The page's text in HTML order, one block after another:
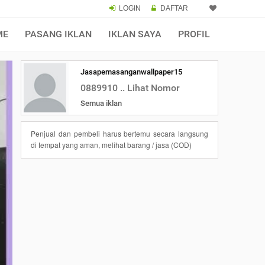
LOGIN DAFTAR
PASANG IKLAN IKLAN SAYA PROFIL
Jasapemasanganwallpaper15
0889910 .. Lihat Nomor
Semua iklan
Penjual dan pembeli harus bertemu secara langsung
di tempat yang aman, melihat barang / jasa (COD)